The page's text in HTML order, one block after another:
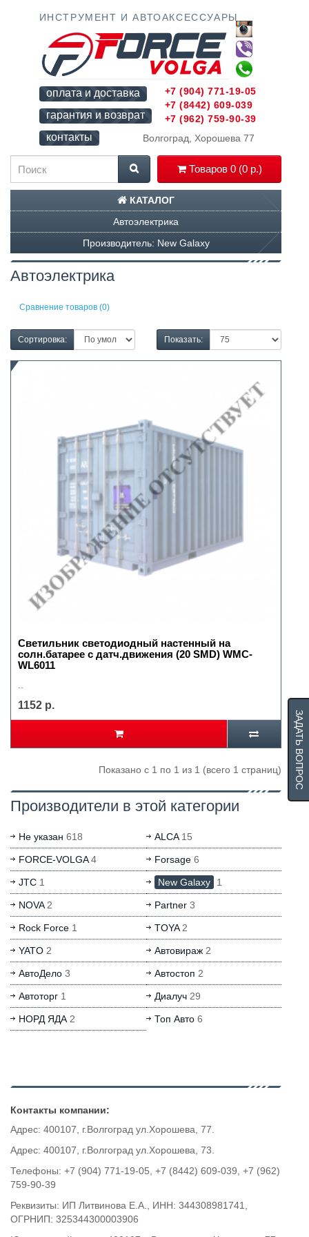
ИНСТРУМЕНТ И АВТОАКСЕССУАРЫ
оплата и доставка
гарантия и возврат
контакты
Волгоград, Хорошева 77
Товаров 0 (0 р.)
+7 (904) 771-19-05
+7 (8442) 609-039
+7 (962) 759-90-39
КАТАЛОГ
Автоэлектрика
Производитель: New Galaxy
Автоэлектрика
Сравнение товаров (0)
Сортировка: Показать:
Светильник светодиодный настенный на
солн.батарее с датч.движения (20 SMD) WMC-
WL6011
1152 р.
Показано с 1 по 1 из 1 (всего 1 страниц)
Производители в этой категории
Не указан 618 ALCA15
FORCE-VOLGA4 Forsage6
JTC 1 New Galaxy 1
NOVA2 Partner3
Rock Force 1 TOYA2
YATO 2 Автовираж2
АвтоДело 3 Автостоп 2
Автоторг 1 Диалуч29
НОРД ЯДА 2 Топ Авто6
Контакты компании:
Адрес: 400107, г.Волгоград ул.Хорошева, 77.
Адрес: 400107, г.Волгоград ул.Хорошева, 73.
Телефоны: +7 (904) 771-19-05, +7 (8442) 609-039, +7 (962)
759-90-39
Реквизиты: ИП Литвинова Е.А., ИНН: 344308981741,
ОГРНИП: 325344300003906
ЗАДАТЬ ВОПРОС